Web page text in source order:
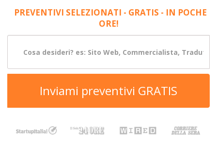
PREVENTIVI SELEZIONATI - GRATIS - IN POCHE
ORE!
Inviami preventivi GRATIS